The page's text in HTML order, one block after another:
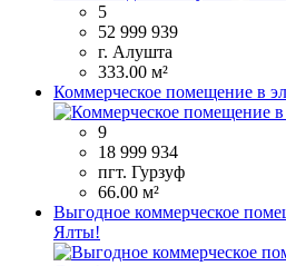
5
52 999 939
г. Алушта
333.00 м²
Коммерческое помещение в
9
18 999 934
пгт. Гурзуф
66.00 м²
Выгодное коммерческое
Ялты!